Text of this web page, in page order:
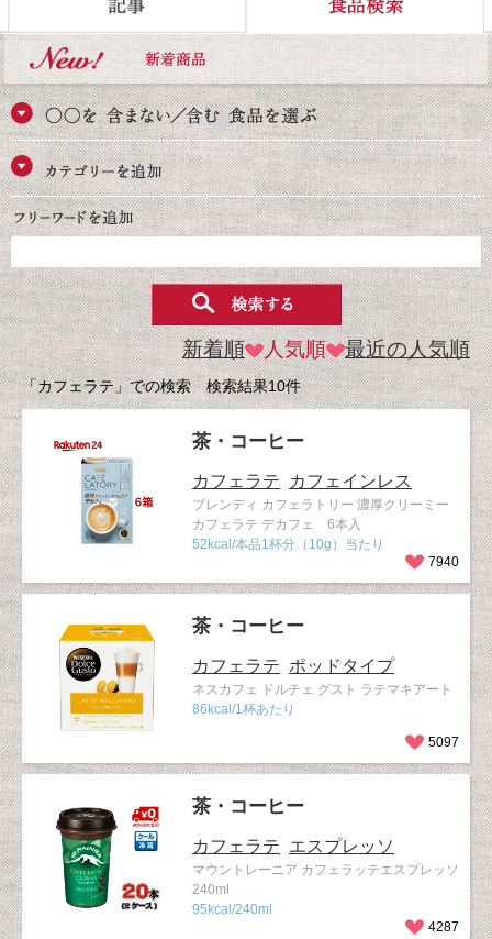
新着順 人気順 最近の人気順
「カフェラテ」での検索 検索結果10件
茶・コーヒー
カフェラテ カフェインレス
ブレンディ カフェラトリー 濃厚クリーミー
カフェラテ デカフェ 6本入
52kcal/本品1杯分（10g）当たり
7940
茶・コーヒー
カフェラテ ポッドタイプ
ネスカフェ ドルチェ グスト ラテマキアート
86kcal/1杯あたり
5097
茶・コーヒー
カフェラテ エスプレッソ
マウントレーニア カフェラッテエスプレッソ
240ml
95kcal/240ml
4287